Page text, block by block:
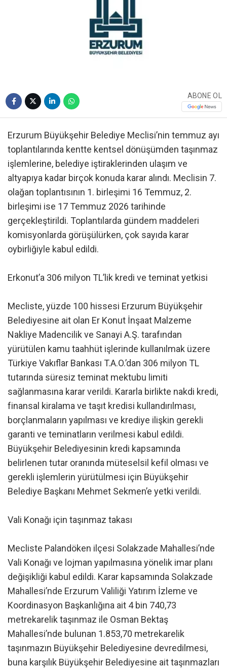
ABONE OL
Erzurum Büyükşehir Belediye Meclisi’nin temmuz ayı
toplantılarında kentte kentsel dönüşümden taşınmaz
işlemlerine, belediye iştiraklerinden ulaşım ve
altyapıya kadar birçok konuda karar alındı. Meclisin 7.
olağan toplantısının 1. birleşimi 16 Temmuz, 2.
birleşimi ise 17 Temmuz 2026 tarihinde
gerçekleştirildi. Toplantılarda gündem maddeleri
komisyonlarda görüşülürken, çok sayıda karar
oybirliğiyle kabul edildi.
Erkonut’a 306 milyon TL’lik kredi ve teminat yetkisi
Mecliste, yüzde 100 hissesi Erzurum Büyükşehir
Belediyesine ait olan Er Konut İnşaat Malzeme
Nakliye Madencilik ve Sanayi A.Ş. tarafından
yürütülen kamu taahhüt işlerinde kullanılmak üzere
Türkiye Vakıflar Bankası T.A.O.’dan 306 milyon TL
tutarında süresiz teminat mektubu limiti
sağlanmasına karar verildi. Kararla birlikte nakdi kredi,
finansal kiralama ve taşıt kredisi kullandırılması,
borçlanmaların yapılması ve krediye ilişkin gerekli
garanti ve teminatların verilmesi kabul edildi.
Büyükşehir Belediyesinin kredi kapsamında
belirlenen tutar oranında müteselsil kefil olması ve
gerekli işlemlerin yürütülmesi için Büyükşehir
Belediye Başkanı Mehmet Sekmen’e yetki verildi.
Vali Konağı için taşınmaz takası
Mecliste Palandöken ilçesi Solakzade Mahallesi’nde
Vali Konağı ve lojman yapılmasına yönelik imar planı
değişikliği kabul edildi. Karar kapsamında Solakzade
Mahallesi’nde Erzurum Valiliği Yatırım İzleme ve
Koordinasyon Başkanlığına ait 4 bin 740,73
metrekarelik taşınmaz ile Osman Bektaş
Mahallesi’nde bulunan 1.853,70 metrekarelik
taşınmazın Büyükşehir Belediyesine devredilmesi,
buna karşılık Büyükşehir Belediyesine ait taşınmazları